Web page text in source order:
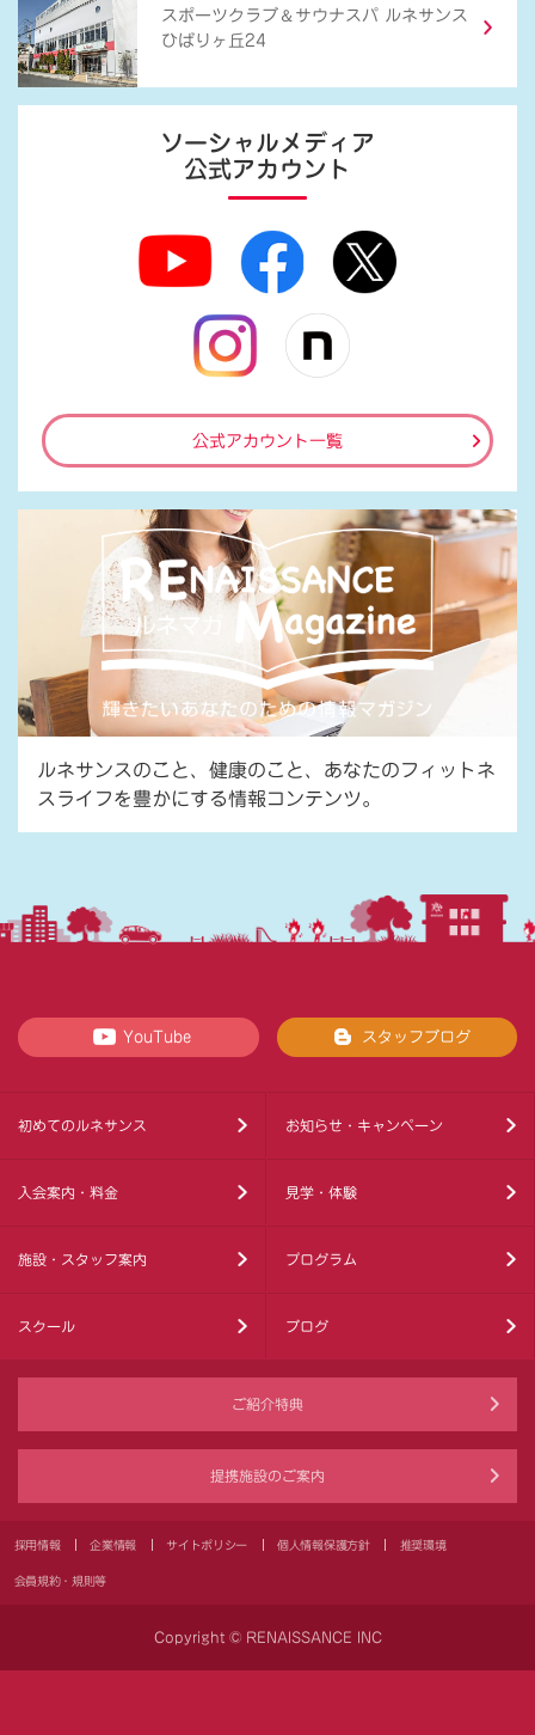
スポーツクラブ ＆ サウナスパ ルネサンス
ひばりヶ丘24
ソーシャルメディア
公式アカウント
公式アカウント一覧
ルネサンスのこと、健康のこと、あなたのフィットネ
スライフを豊かにする情報コンテンツ。
YouTube スタッフブログ
初めてのルネサンス お知らせ・キャンペーン
入会案内・料金 見学・体験
施設・スタッフ案内 プログラム
スクール ブログ
ご紹介特典
提携施設のご案内
採用情報 企業情報 サイトポリシー 個人情報保護方針 推奨環境
会員規約・規則等
Copyright © RENAISSANCE INC